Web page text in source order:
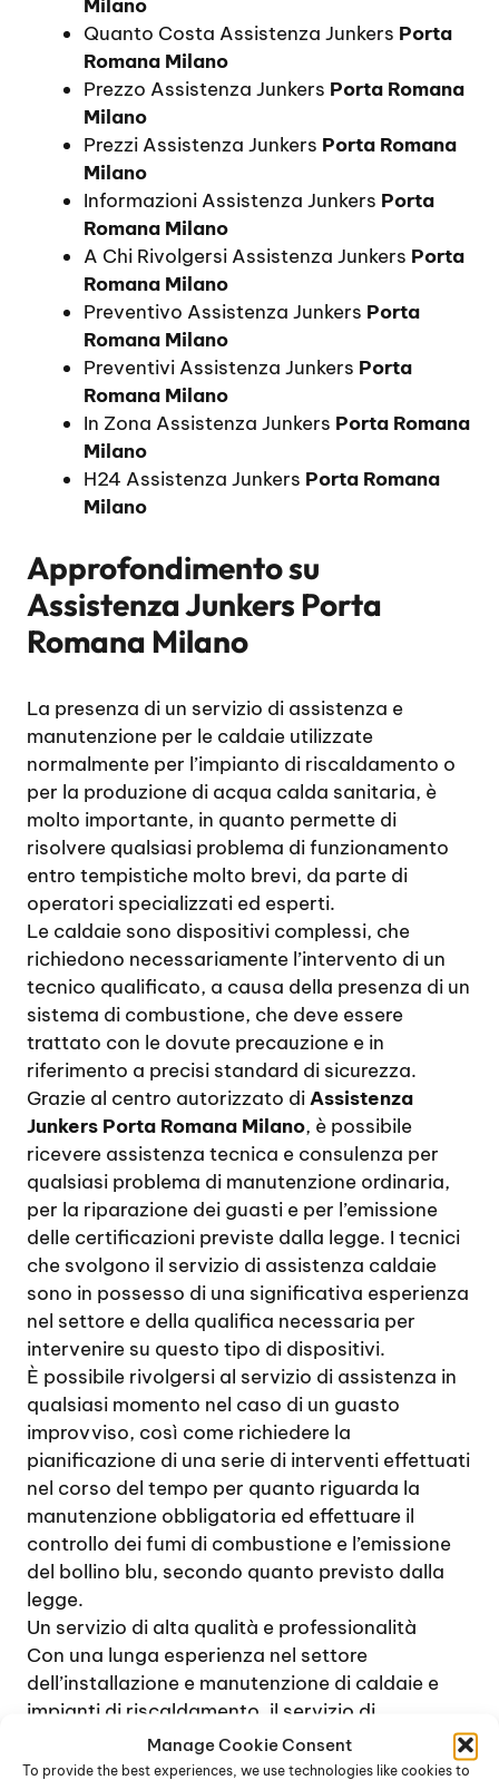
Manage Cookie Consent
To provide the best experiences, we use technologies like cookies to
Milano
Quanto Costa Assistenza Junkers Porta
Romana Milano
Prezzo Assistenza Junkers Porta Romana
Milano
Prezzi Assistenza Junkers Porta Romana
Milano
Informazioni Assistenza Junkers Porta
Romana Milano
A Chi Rivolgersi Assistenza Junkers Porta
Romana Milano
Preventivo Assistenza Junkers Porta
Romana Milano
Preventivi Assistenza Junkers Porta
Romana Milano
In Zona Assistenza Junkers Porta Romana
Milano
H24 Assistenza Junkers Porta Romana
Milano
Approfondimento su
Assistenza Junkers Porta
Romana Milano
La presenza di un servizio di assistenza e
manutenzione per le caldaie utilizzate
normalmente per l’impianto di riscaldamento o
per la produzione di acqua calda sanitaria, è
molto importante, in quanto permette di
risolvere qualsiasi problema di funzionamento
entro tempistiche molto brevi, da parte di
operatori specializzati ed esperti.
Le caldaie sono dispositivi complessi, che
richiedono necessariamente l’intervento di un
tecnico qualificato, a causa della presenza di un
sistema di combustione, che deve essere
trattato con le dovute precauzione e in
riferimento a precisi standard di sicurezza.
Grazie al centro autorizzato diAssistenza
Junkers Porta Romana Milano, è possibile
ricevere assistenza tecnica e consulenza per
qualsiasi problema di manutenzione ordinaria,
per la riparazione dei guasti e per l’emissione
delle certificazioni previste dalla legge. I tecnici
che svolgono il servizio di assistenza caldaie
sono in possesso di una significativa esperienza
nel settore e della qualifica necessaria per
intervenire su questo tipo di dispositivi.
È possibile rivolgersi al servizio di assistenza in
qualsiasi momento nel caso di un guasto
improvviso, così come richiedere la
pianificazione di una serie di interventi effettuati
nel corso del tempo per quanto riguarda la
manutenzione obbligatoria ed effettuare il
controllo dei fumi di combustione e l’emissione
del bollino blu, secondo quanto previsto dalla
legge.
Un servizio di alta qualità e professionalità
Con una lunga esperienza nel settore
dell’installazione e manutenzione di caldaie e
impianti di riscaldamento, il servizio di
Assistenza Junkers Porta Romana Milano
grado di affrontare qualsiasi problema nel